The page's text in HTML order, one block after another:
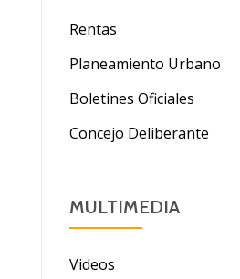
Rentas
Planeamiento Urbano
Boletines Oficiales
Concejo Deliberante
MULTIMEDIA
Videos